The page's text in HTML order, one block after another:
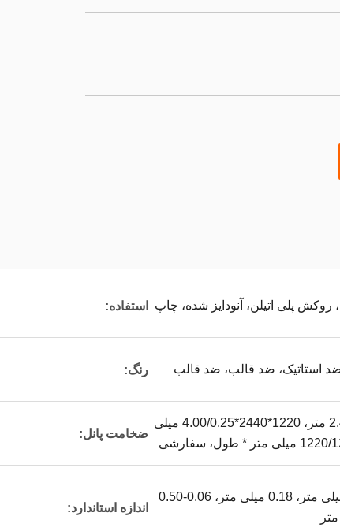
استفاده:
ضد استاتیک، ضد قالب، ضد قالب رنگ:
1220*2440،1.22*2.44 متر، 1220*2440*4.00/0.25 میلی
ضخامت پانل:
0.3 میلی متر، 0.50 میلی متر، 0.18 میلی متر، 0.06-0.50
اندازه استاندارد: